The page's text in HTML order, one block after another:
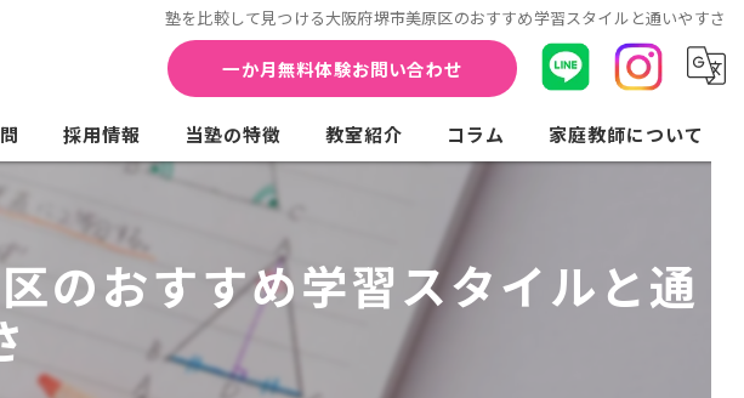
塾を比較して見つける大阪府堺市美原区のおすすめ学習スタイルと通いやすさ
一か月無料体験お問い合わせ
採用情報
働く講師の一日の流れ
当塾の特徴
家庭教師
個別指導
受験対策
高校生
教室紹介 コラム 家庭教師について
のおすすめ学習スタイルと通